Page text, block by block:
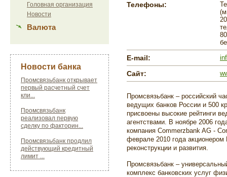
Головная организация
Новости
Валюта
Новости банка
Промсвязьбанк открывает
первый расчетный счет
кли...
Промсвязьбанк
реализовал первую
сделку по факторин...
Промсвязьбанк продлил
действующий кредитный
лимит ...
Телефоны:
E-mail:
Сайт:
Промсвязьбанк – российский
ведущих банков России и 500
присвоены высокие рейтинги
агентствами. В ноябре 2006
компания Commerzbank AG -
феврале 2010 года акционером
реконструкции и развития.
Промсвязьбанк –
комплекс банковских услуг